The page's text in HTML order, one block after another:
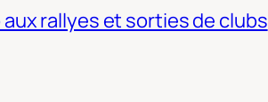
aux rallyes et sorties de clubs